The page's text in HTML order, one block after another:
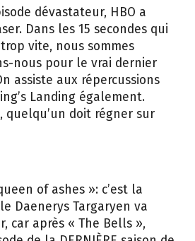
dévastateur, HBO a
Dans les 15 secondes qui
vite, nous sommes
nous pour le vrai dernier
assiste aux répercussions
Landing également.
quelqu’un doit régner sur
of ashes »: c’est la
Daenerys Targaryen va
car après « The Bells »,